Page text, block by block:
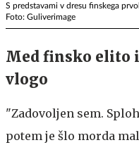
S predstavami v dresu finskega
Foto: Guliverimage
Med finsko elito
vlogo
"Zadovoljen sem.
potem je šlo morda